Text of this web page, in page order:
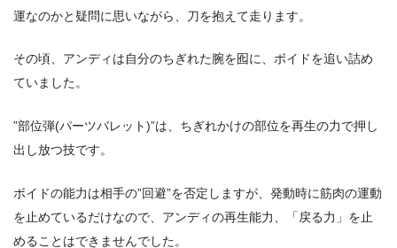
運なのかと疑問に思いながら、刀を抱えて走ります。
その頃、アンディは自分のちぎれた腕を囮に、ボイドを追い詰め
ていました。
”部位弾(パーツバレット)”は、ちぎれかけの部位を再生の力で押し
出し放つ技です。
ボイドの能力は相手の”回避”を否定しますが、発動時に筋肉の運動
を止めているだけなので、アンディの再生能力、「戻る力」を止
めることはできませんでした。